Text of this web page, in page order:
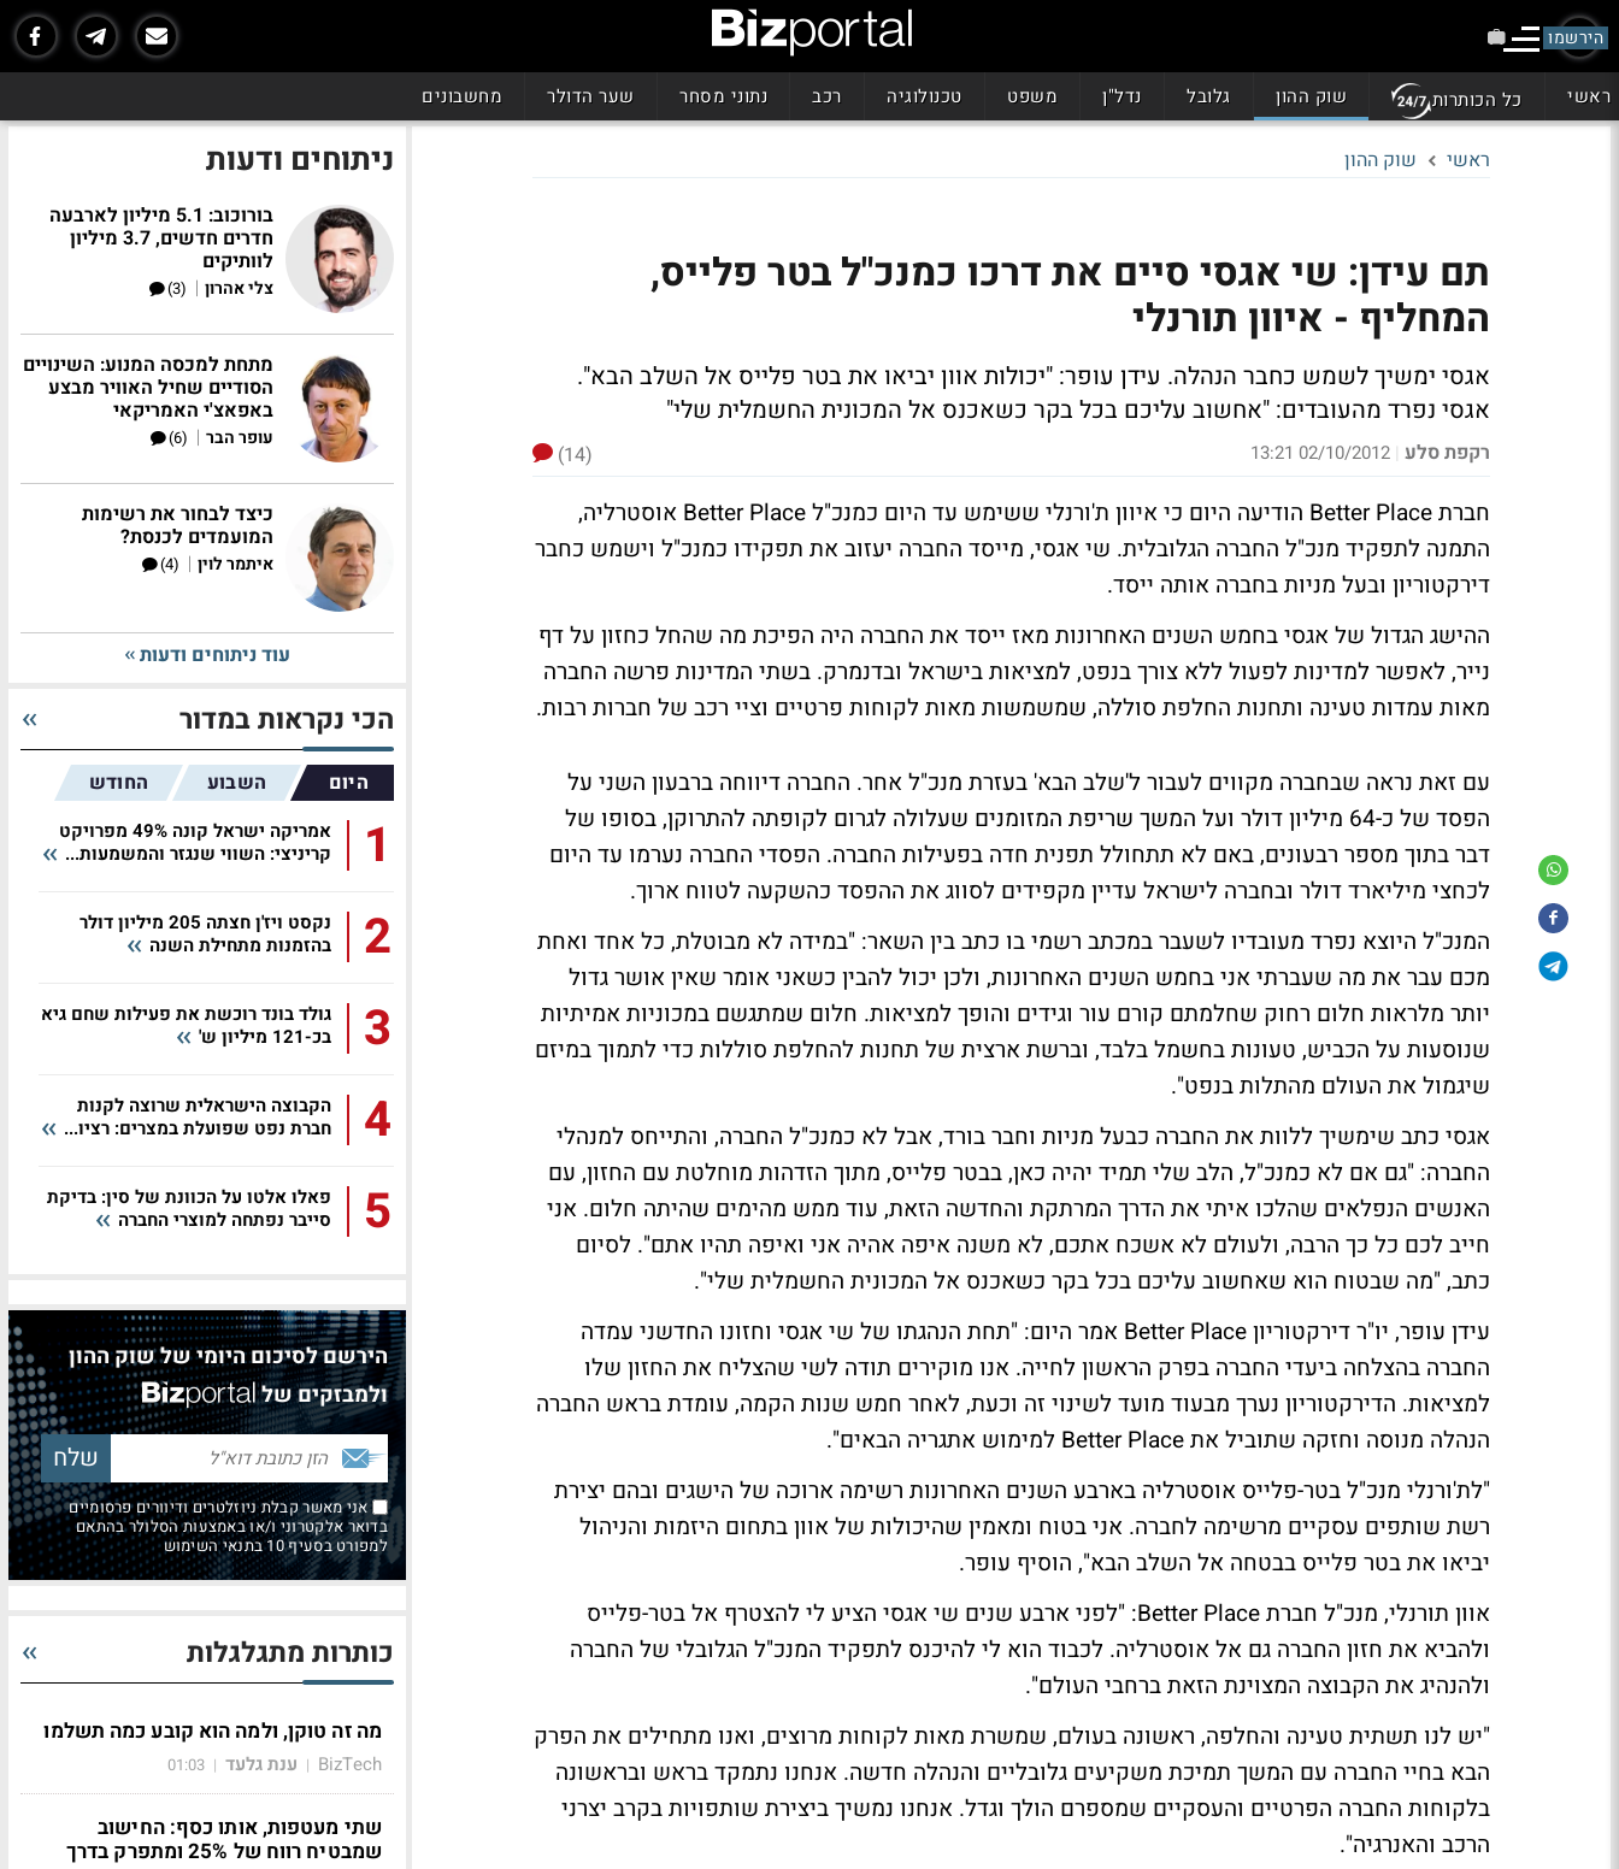
הירשמו
ראשי כל הכותרות שוק ההון גלובל נדל"ן משפט טכנולוגיה רכב נתוני מסחר שער הדולר מחשבונים
ראשי שוק ההון
תם עידן: שי אגסי סיים את דרכו כמנכ"ל בטר פלייס,
המחליף - איוון תורנלי
אגסי ימשיך לשמש כחבר הנהלה. עידן עופר: "יכולות אוון יביאו את בטר פלייס אל השלב הבא".
אגסי נפרד מהעובדים: "אחשוב עליכם בכל בקר כשאכנס אל המכונית החשמלית שלי"
רקפת סלע |
02/10/2012 13:21
(14)
חברת Better Place הודיעה היום כי איוון ת'ורנלי ששימש עד היום כמנכ"ל Better Place אוסטרליה,
התמנה לתפקיד מנכ"ל החברה הגלובלית. שי אגסי, מייסד החברה יעזוב את תפקידו כמנכ"ל וישמש כחבר
דירקטוריון ובעל מניות בחברה אותה ייסד.
ההישג הגדול של אגסי בחמש השנים האחרונות מאז ייסד את החברה היה הפיכת מה שהחל כחזון על דף
נייר, לאפשר למדינות לפעול ללא צורך בנפט, למציאות בישראל ובדנמרק. בשתי המדינות פרשה החברה
מאות עמדות טעינה ותחנות החלפת סוללה, שמשמשות מאות לקוחות פרטיים וציי רכב של חברות רבות.
עם זאת נראה שבחברה מקווים לעבור ל'שלב הבא' בעזרת מנכ"ל אחר. החברה דיווחה ברבעון השני על
הפסד של כ-64 מיליון דולר ועל המשך שריפת המזומנים שעלולה לגרום לקופתה להתרוקן, בסופו של
דבר בתוך מספר רבעונים, באם לא תתחולל תפנית חדה בפעילות החברה. הפסדי החברה נערמו עד היום
לכחצי מיליארד דולר ובחברה לישראל עדיין מקפידים לסווג את ההפסד כהשקעה לטווח ארוך.
המנכ"ל היוצא נפרד מעובדיו לשעבר במכתב רשמי בו כתב בין השאר: "במידה לא מבוטלת, כל אחד ואחת
מכם עבר את מה שעברתי אני בחמש השנים האחרונות, ולכן יכול להבין כשאני אומר שאין אושר גדול
יותר מלראות חלום רחוק שחלמתם קורם עור וגידים והופך למציאות. חלום שמתגשם במכוניות אמיתיות
שנוסעות על הכביש, טעונות בחשמל בלבד, וברשת ארצית של תחנות להחלפת סוללות כדי לתמוך במיזם
שיגמול את העולם מהתלות בנפט".
אגסי כתב שימשיך ללוות את החברה כבעל מניות וחבר בורד, אבל לא כמנכ"ל החברה, והתייחס למנהלי
החברה: "גם אם לא כמנכ"ל, הלב שלי תמיד יהיה כאן, בבטר פלייס, מתוך הזדהות מוחלטת עם החזון, עם
האנשים הנפלאים שהלכו איתי את הדרך המרתקת והחדשה הזאת, עוד ממש מהימים שהיתה חלום. אני
חייב לכם כל כך הרבה, ולעולם לא אשכח אתכם, לא משנה איפה אהיה אני ואיפה תהיו אתם". לסיום
כתב, "מה שבטוח הוא שאחשוב עליכם בכל בקר כשאכנס אל המכונית החשמלית שלי".
עידן עופר, יו"ר דירקטוריון Better Place אמר היום:
"תחת הנהגתו של שי אגסי וחזונו החדשני עמדה
החברה בהצלחה ביעדי החברה בפרק הראשון לחייה. אנו מוקירים תודה לשי שהצליח את החזון שלו
למציאות. הדירקטוריון נערך מבעוד מועד לשינוי זה וכעת, לאחר חמש שנות הקמה, עומדת בראש החברה
הנהלה מנוסה וחזקה שתוביל את Better Place למימוש אתגריה הבאים".
"לת'ורנלי מנכ"ל בטר-פלייס אוסטרליה בארבע השנים האחרונות רשימה ארוכה של הישגים ובהם יצירת
רשת שותפים עסקיים מרשימה לחברה. אני בטוח ומאמין שהיכולות של אוון בתחום היזמות והניהול
יביאו את בטר פלייס בבטחה אל השלב הבא", הוסיף עופר.
אוון תורנלי, מנכ"ל חברת Better Place:
"לפני ארבע שנים שי אגסי הציע לי להצטרף אל בטר-פלייס
ולהביא את חזון החברה גם אל אוסטרליה. לכבוד הוא לי להיכנס לתפקיד המנכ"ל הגלובלי של החברה
ולהנהיג את הקבוצה המצוינת הזאת ברחבי העולם".
"יש לנו תשתית טעינה והחלפה, ראשונה בעולם, שמשרת מאות לקוחות מרוצים, ואנו מתחילים את הפרק
הבא בחיי החברה עם המשך תמיכת משקיעים גלובליים והנהלה חדשה. אנחנו נתמקד בראש ובראשונה
בלקוחות החברה הפרטיים והעסקיים שמספרם הולך וגדל. אנחנו נמשיך ביצירת שותפויות בקרב יצרני
הרכב והאנרגיה".
ניתוחים ודעות
בורוכוב: 5.1 מיליון לארבעה
חדרים חדשים, 3.7 מיליון
לוותיקים
צלי אהרון |
(3)
מתחת למכסה המנוע: השינויים
הסודיים שחיל האוויר מבצע
באפאצ'י האמריקאי
עופר הבר |
(6)
כיצד לבחור את רשימות
המועמדים לכנסת?
איתמר לוין |
(4)
עוד ניתוחים ודעות
הכי נקראות במדור
היום השבוע החודש
1
אמריקה ישראל קונה 49% מפרויקט
קריניצי: השווי שנגזר והמשמעות...
2
נקסט ויז'ן חצתה 205 מיליון דולר
בהזמנות מתחילת השנה
3
גולד בונד רוכשת את פעילות שחם גיא
בכ-121 מיליון ש'
4
הקבוצה הישראלית שרוצה לקנות
חברת נפט שפועלת במצרים: רציו...
5
פאלו אלטו על הכוונת של סין: בדיקת
סייבר נפתחה למוצרי החברה
הירשם לסיכום היומי של שוק ההון
ולמבזקים של
אני מאשר קבלת ניוזלטרים ודיוורים פרסומיים
בדואר אלקטרוני ו/או באמצעות הסלולר בהתאם
למפורט בסעיף 10 בתנאי השימוש
כותרות מתגלגלות
מה זה טוקן, ולמה הוא קובע כמה תשלמו
BizTech
| ענת גלעד |
01:03
שתי מעטפות, אותו כסף: החישוב
שמבטיח רווח של 25% ומתפרק בדרך